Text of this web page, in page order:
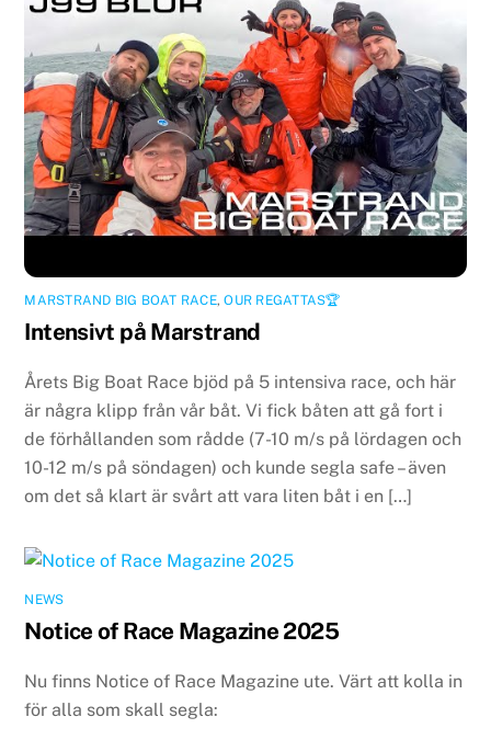
MARSTRAND BIG BOAT RACE,OUR REGATTAS🏆
Intensivt på Marstrand
Årets Big Boat Race bjöd på 5 intensiva race, och här
är några klipp från vår båt. Vi fick båten att gå fort i
de förhållanden som rådde (7-10 m/s på lördagen och
10-12 m/s på söndagen) och kunde segla safe – även
om det så klart är svårt att vara liten båt i en […]
NEWS
Notice of Race Magazine 2025
Nu finns Notice of Race Magazine ute. Värt att kolla in
för alla som skall segla: